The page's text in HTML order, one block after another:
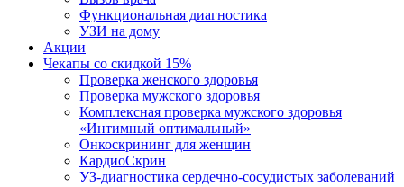
Функциональная диагностика
УЗИ на дому
Акции
Чекапы со скидкой 15%
Проверка женского здоровья
Проверка мужского здоровья
Комплексная проверка мужского здоровья
«Интимный оптимальный»
Онкоcкрининг для женщин
КардиоСкрин
УЗ-диагностика сердечно-сосудистых заболеваний